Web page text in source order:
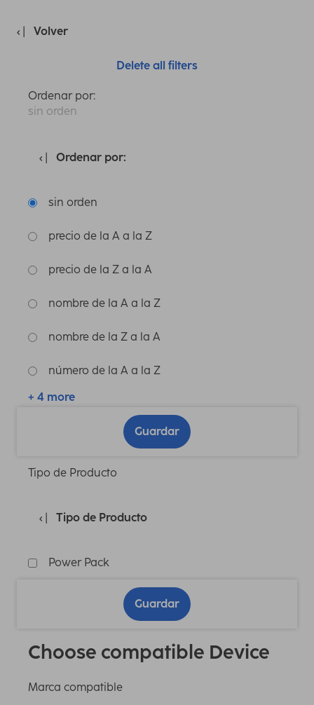
Volver
Delete all filters
Ordenar por:
sin orden
Ordenar por:
sin orden
precio de la A a la Z
precio de la Z a la A
nombre de la A a la Z
nombre de la Z a la A
número de la A a la Z
+ 4 more
Guardar
Tipo de Producto
Tipo de Producto
Power Pack
Guardar
Choose compatible Device
Marca compatible